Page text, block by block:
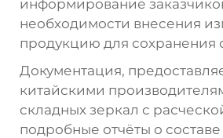
информирование
необходимости внесения
продукцию для сохранения
Документация,
китайскими
складных зеркал с
подробные отчёты о